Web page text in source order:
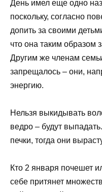
День имел еще одно
поскольку, согласно
допить за своими
что она таким образом
Другим же членам
запрещалось – они,
энергию.
Нельзя выкидывать
ведро – будут
печки, тогда они
Кто 2 января почешет
себе притянет